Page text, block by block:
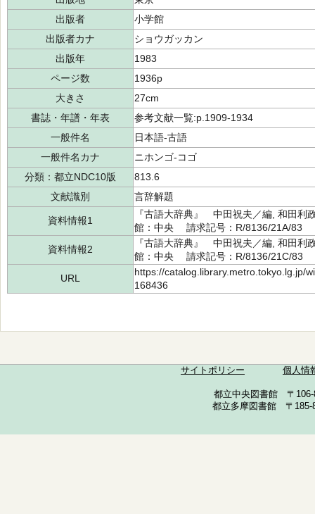
出版者
小学館
出版者カナ
ショウガッカン
出版年
1983
ページ数
1936p
大きさ
27cm
書誌・年譜・年表
参考文献一覧:p.1909-1934
一般件名
日本語-古語
一般件名カナ
ニホンゴ-コゴ
分類：都立NDC10版
813.6
文献識別
言辞解題
資料情報1
『古語大辞典』 中田祝夫／編, 和田
館：中央 請求記号：R/8136/21A/83
資料情報2
『古語大辞典』 中田祝夫／編, 和田
館：中央 請求記号：R/8136/21C/83
URL
https://catalog.library.metro.tokyo.lg.jp/
168436
サイトポリシー 個人情
都立中央図書館 〒
都立多摩図書館 〒185-